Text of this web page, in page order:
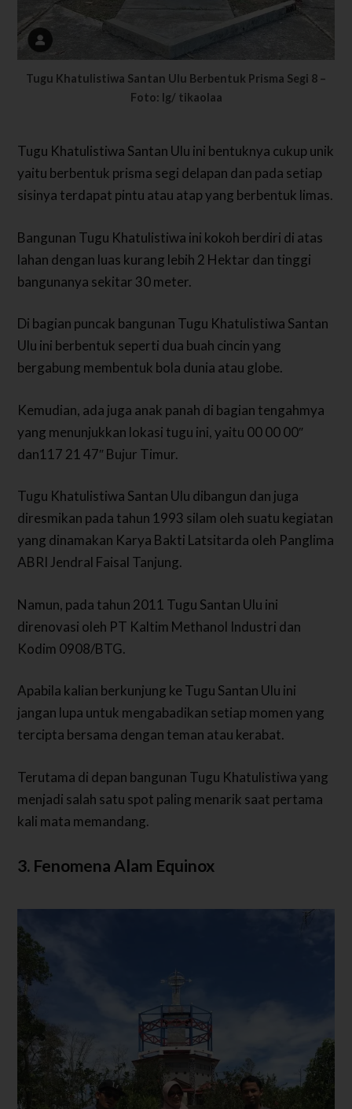
Tugu Khatulistiwa Santan Ulu Berbentuk Prisma Segi 8 –
Foto: Ig/ tikaolaa
Tugu Khatulistiwa Santan Ulu ini bentuknya cukup unik
yaitu berbentuk prisma segi delapan dan pada setiap
sisinya terdapat pintu atau atap yang berbentuk limas.
Bangunan Tugu Khatulistiwa ini kokoh berdiri di atas
lahan dengan luas kurang lebih 2 Hektar dan tinggi
bangunanya sekitar 30 meter.
Di bagian puncak bangunan Tugu Khatulistiwa Santan
Ulu ini berbentuk seperti dua buah cincin yang
bergabung membentuk bola dunia atau globe.
Kemudian, ada juga anak panah di bagian tengahmya
yang menunjukkan lokasi tugu ini, yaitu 00 00 00″
dan117 21 47″ Bujur Timur.
Tugu Khatulistiwa Santan Ulu dibangun dan juga
diresmikan pada tahun 1993 silam oleh suatu kegiatan
yang dinamakan Karya Bakti Latsitarda oleh Panglima
ABRI Jendral Faisal Tanjung.
Namun, pada tahun 2011 Tugu Santan Ulu ini
direnovasi oleh PT Kaltim Methanol Industri dan
Kodim 0908/BTG.
Apabila kalian berkunjung ke Tugu Santan Ulu ini
jangan lupa untuk mengabadikan setiap momen yang
tercipta bersama dengan teman atau kerabat.
Terutama di depan bangunan Tugu Khatulistiwa yang
menjadi salah satu spot paling menarik saat pertama
kali mata memandang.
3. Fenomena Alam Equinox